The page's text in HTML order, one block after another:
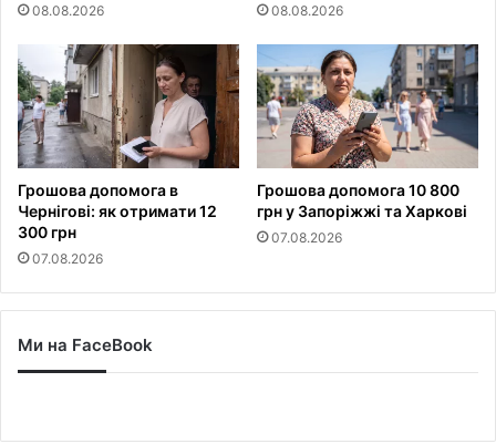
08.08.2026 08.08.2026
Грошова допомога в
Чернігові: як отримати 12
300 грн
07.08.2026
Грошова допомога 10 800
грн у Запоріжжі та Харкові
07.08.2026
Ми на FaceBook